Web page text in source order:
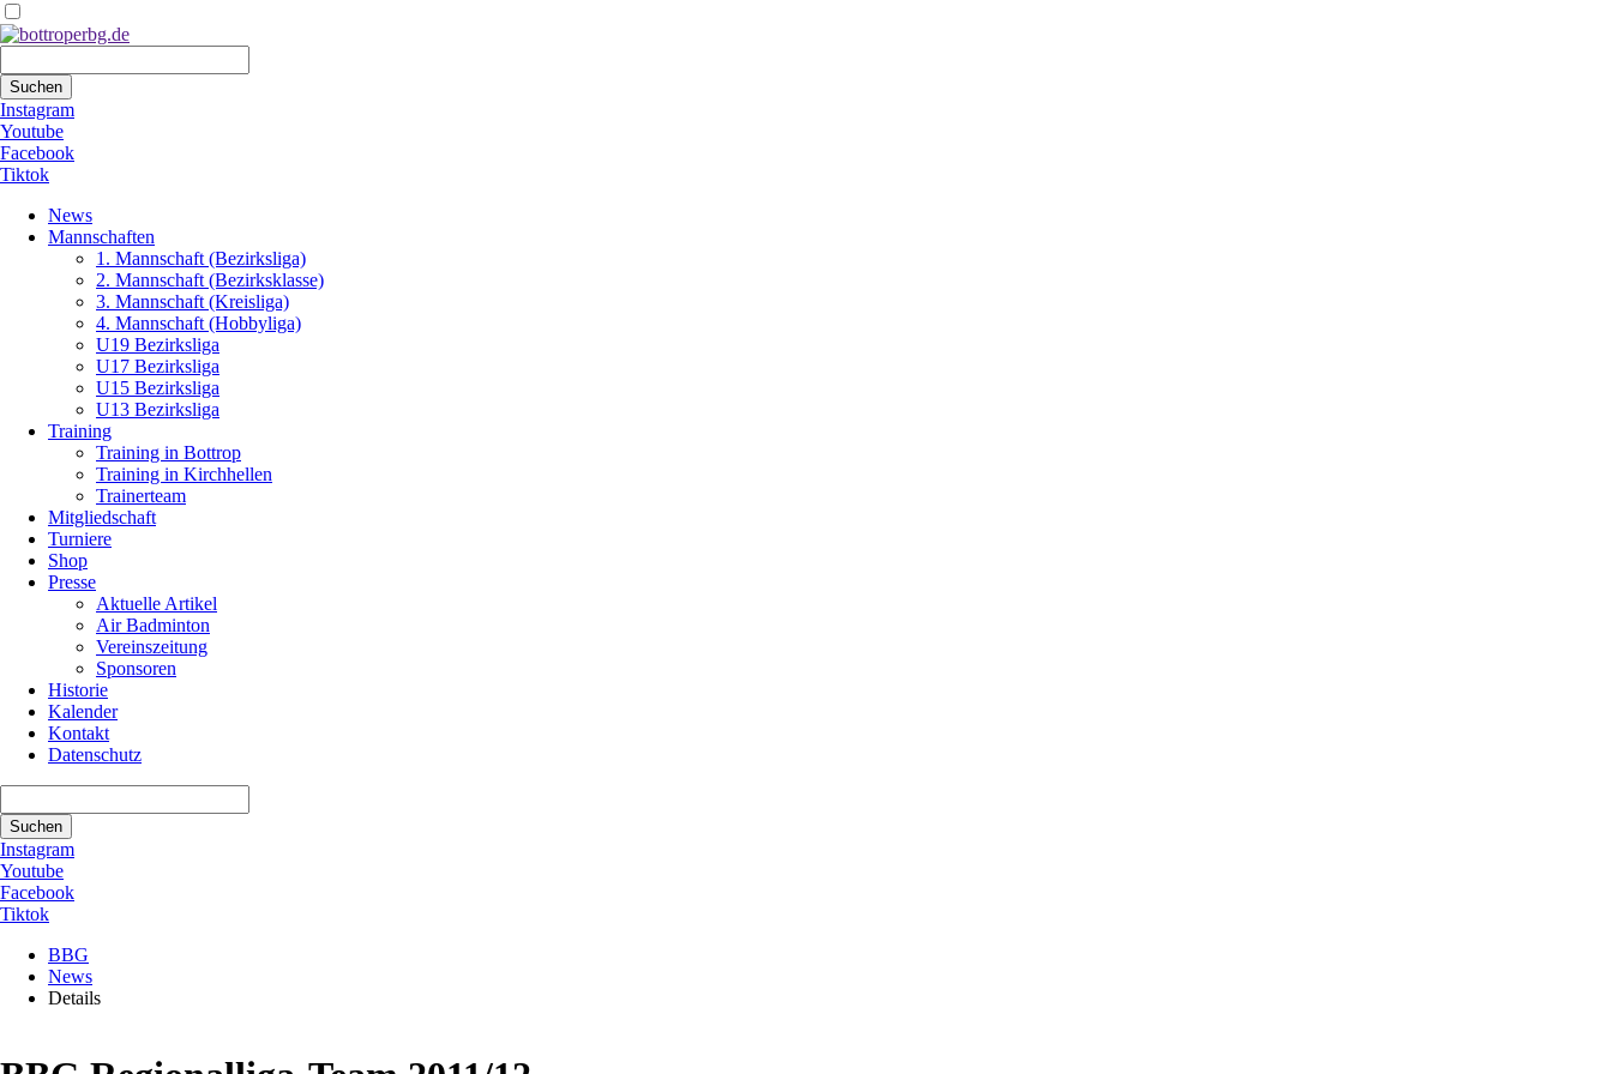
Suchen
Instagram
Youtube
Facebook
Tiktok
überspringen
News
Mannschaften
1. Mannschaft (Bezirksliga)
2. Mannschaft (Bezirksklasse)
3. Mannschaft (Kreisliga)
4. Mannschaft (Hobbyliga)
U19 Bezirksliga
U17 Bezirksliga
U15 Bezirksliga
U13 Bezirksliga
Training
Training in Bottrop
Training in Kirchhellen
Trainerteam
Mitgliedschaft
Turniere
Shop
Presse
Aktuelle Artikel
Air Badminton
Vereinszeitung
Sponsoren
Historie
Kalender
Kontakt
Datenschutz
Suchen
Instagram
Youtube
Facebook
Tiktok
BBG
News
Details